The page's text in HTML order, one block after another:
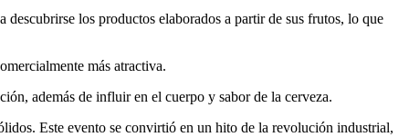
los productos elaborados a partir de sus frutos, lo que
más atractiva.
además de influir en el cuerpo y sabor de la cerveza.
Este evento se convirtió en un hito de la revolución industrial,